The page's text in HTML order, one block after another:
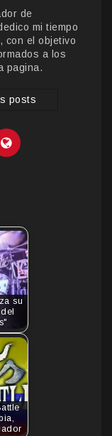
de
mi tiempo
con el objetivo
a los
pagina.
posts
su